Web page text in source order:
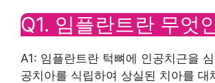
Q1. 임플란트란 무엇
A1: 임플란트란 턱뼈에 인공치근을
공치아를 식립하여 상실된 치아를 대